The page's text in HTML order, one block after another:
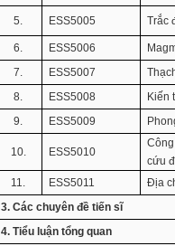
5. ESS5005 Trắc
6. ESS5006
7.
ESS5007
8.
ESS5008
Kiến
9.
ESS5009
10. ESS5010
cứu
11.
ESS5011
Địa
3. Các chuyên đề tiến sĩ
4. Tiểu luận tổng quan